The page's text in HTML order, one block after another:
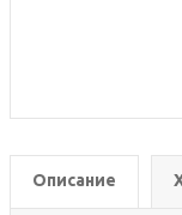
Описание